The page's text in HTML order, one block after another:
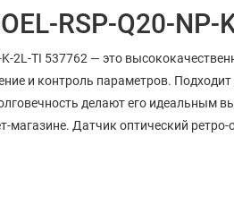
RSP-Q20-NP-
K-2L-TI 537762 — это
и контроль параметров.
делают его идеальным
магазине. Датчик оптический